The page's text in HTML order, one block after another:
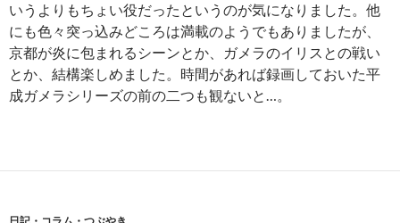
いうよりもちょい役だったというのが気になりました。他
にも色々突っ込みどころは満載のようでもありましたが、
京都が炎に包まれるシーンとか、ガメラのイリスとの戦い
とか、結構楽しめました。時間があれば録画しておいた平
成ガメラシリーズの前の二つも観ないと…。